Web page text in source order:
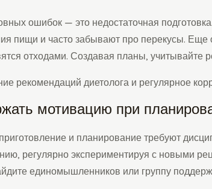
ошибок — это недостаточная
пищи и часто забывают про перекусы.
отходами. Создавая планы,
рекомендаций диетолога и регулярное
мотивацию при
и планирование требуют
регулярно экспериментируя с новыми
единомышленников или группу